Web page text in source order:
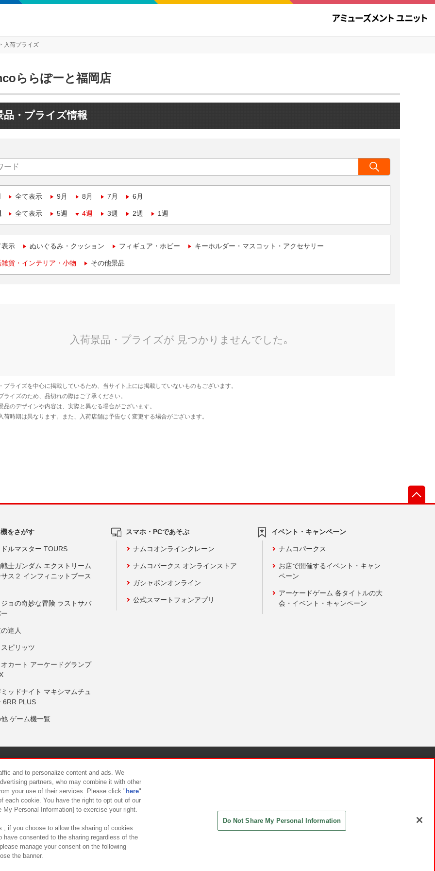
入荷プライズ
ららぽーと福岡店
品・プライズ情報
全て表示 9月 8月 7月 6月
全て表示 5週 4週 3週 2週 1週
表示 ぬいぐるみ・クッション フィギュア・ホビー キーホルダー・マスコット・アクセサリー
貨・インテリア・小物 その他景品
をさがす
ルマスター TOURS
士ガンダム エクストリーム
ス２ インフィニットブース
ョの奇妙な冒険 ラストサバ
達人
ピリッツ
カート アーケードグランプ
ッドナイト マキシマムチュ
6RR PLUS
ゲーム機一覧
スマホ・PCであそぶ
ナムコオンラインクレーン
ナムコパークス オンラインストア
ガシャポンオンライン
公式スマートフォンアプリ
イベント・キャンペーン
ナムコパークス
お店で開催するイベント・キャン
ペーン
アーケードゲーム 各タイトルの大
会・イベント・キャンペーン
について カスタマーハラスメント対応方針
and to personalize content and ads. We
partners, who may combine it with other
your use of their services. Please click " here"
each cookie. You have the right to opt out of our
Personal Information] to exercise your right.
, if you choose to allow the sharing of cookies
have consented to the sharing regardless of the
manage your consent on the following
the banner.
Do Not Share My Personal Information